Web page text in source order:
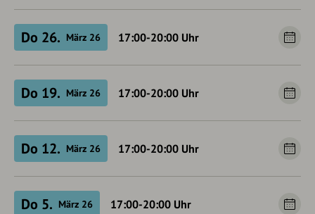
Do 26. März 26 17:00-20:00 Uhr
Do 19. März 26 17:00-20:00 Uhr
Do 12. März 26 17:00-20:00 Uhr
Do 5. März 26 17:00-20:00 Uhr